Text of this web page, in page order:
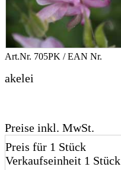
Art.Nr. 705PK / EAN Nr.
akelei
Preise inkl. MwSt.
Preis für 1 Stück
Verkaufseinheit 1 Stück